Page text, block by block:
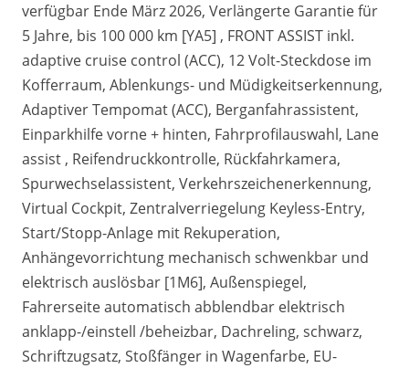
verfügbar Ende März 2026, Verlängerte Garantie für
5 Jahre, bis 100 000 km [YA5] , FRONT ASSIST inkl.
adaptive cruise control (ACC), 12 Volt-Steckdose im
Kofferraum, Ablenkungs- und Müdigkeitserkennung,
Adaptiver Tempomat (ACC), Berganfahrassistent,
Einparkhilfe vorne + hinten, Fahrprofilauswahl, Lane
assist , Reifendruckkontrolle, Rückfahrkamera,
Spurwechselassistent, Verkehrszeichenerkennung,
Virtual Cockpit, Zentralverriegelung Keyless-Entry,
Start/Stopp-Anlage mit Rekuperation,
Anhängevorrichtung mechanisch schwenkbar und
elektrisch auslösbar [1M6], Außenspiegel,
Fahrerseite automatisch abblendbar elektrisch
anklapp-/einstell /beheizbar, Dachreling, schwarz,
Schriftzugsatz, Stoßfänger in Wagenfarbe, EU-